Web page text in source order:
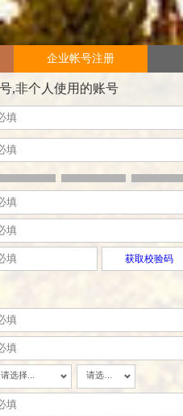
企业帐号注册
,非个人使用的账号
获取校验码
请选择... 请选择...